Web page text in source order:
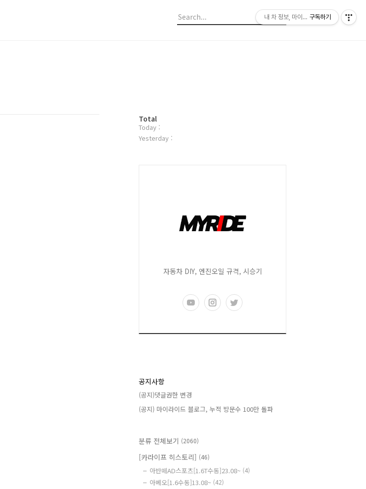
방
문
자
Total
Today :
Yesterday :
자동차 DIY, 엔진오일 규격, 시승기
공지사항
(공지)댓글권한 변경
(공지) 마이라이드 블로그, 누적 방문수 100만 돌파
분류 전체보기 (2060)
[카라이프 히스토리] (46)
아반떼AD스포츠[1.6T수동]23.08~ (4)
아베오[1.6수동]13.08~ (42)
내 차 정보, 마이라이드구독하기